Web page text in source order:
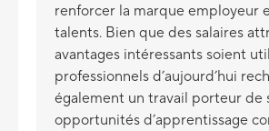
renforcer la marque employeur
talents. Bien que des salaires
avantages intéressants soient
professionnels d’aujourd’hui
également un travail porteur de
opportunités d’apprentissage